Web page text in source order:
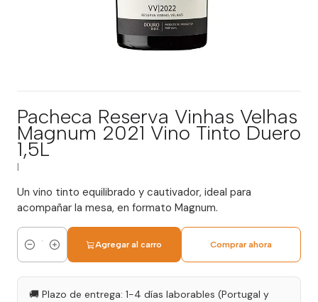
Pacheca Reserva Vinhas Velhas
Magnum 2021 Vino Tinto Duero
1,5L
Un vino tinto equilibrado y cautivador, ideal para
acompañar la mesa, en formato Magnum.
Cantidad
Agregar al carro Comprar ahora
🚚 Plazo de entrega: 1-4 días laborables (Portugal y